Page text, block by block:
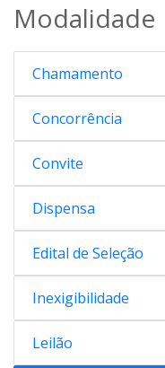
Modalidade
Chamamento
Concorrência
Convite
Dispensa
Edital de Seleção
Inexigibilidade
Leilão